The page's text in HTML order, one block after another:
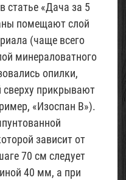
статье «Дача за 5
помещают слой
(чаще всего
минераловатного
опилки,
сверху прикрывают
«Изоспан В»).
зависит от
70 см следует
40 мм, а при